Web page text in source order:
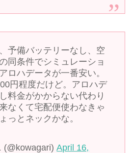
予備バッテリーなし、空
同条件でシミュレーショ
ロハデータが一番安い。
円程度だけど。アロハデ
料金がかからない代わり
なくて宅配便使わなきゃ
っとネックかな。
(@kowagari)April 16,